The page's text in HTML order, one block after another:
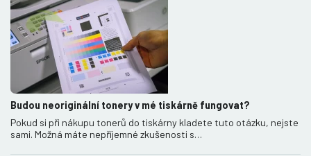
Budou neoriginální tonery v mé tiskárně fungovat?
Pokud si při nákupu tonerů do tiskárny kladete tuto otázku, nejste
sami. Možná máte nepříjemné zkušenosti s…